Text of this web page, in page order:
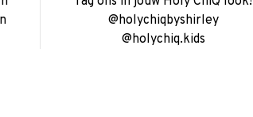
@holychiqbyshirley
@holychiq.kids